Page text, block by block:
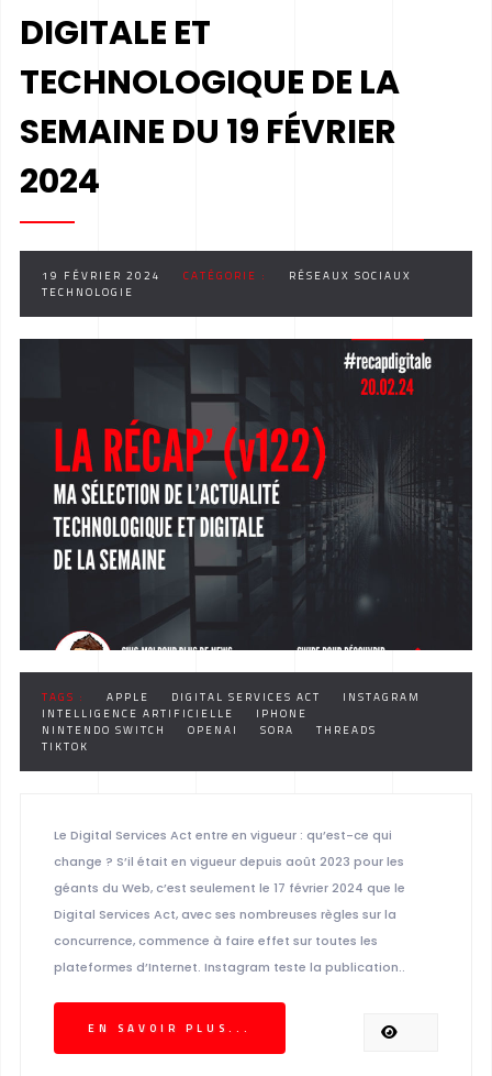
DIGITALE ET
TECHNOLOGIQUE DE LA
SEMAINE DU 19 FÉVRIER
2024
19 FÉVRIER 2024 CATÉGORIE :
RÉSEAUX SOCIAUX
TECHNOLOGIE
TAGS : APPLE DIGITAL SERVICES ACT
INSTAGRAM
INTELLIGENCE ARTIFICIELLE
IPHONE
NINTENDO SWITCH
OPENAI SORA
THREADS
TIKTOK
Le Digital Services Act entre en vigueur : qu’est-ce qui
change ? S’il était en vigueur depuis août 2023 pour les
géants du Web, c’est seulement le 17 février 2024 que le
Digital Services Act, avec ses nombreuses règles sur la
concurrence, commence à faire effet sur toutes les
plateformes d’Internet. Instagram teste la publication..
EN SAVOIR PLUS...